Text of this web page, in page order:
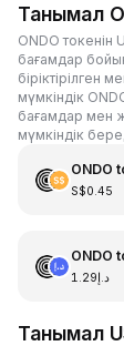
Танымал
ONDO токенін
бағамдар
біріктірілген
мүмкіндік
бағамдар мен
мүмкіндік
ONDO
S$0.45
ONDO
د.إ1.29
Танымал